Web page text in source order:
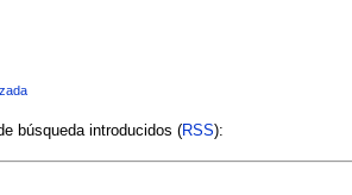
búsqueda introducidos (RSS):